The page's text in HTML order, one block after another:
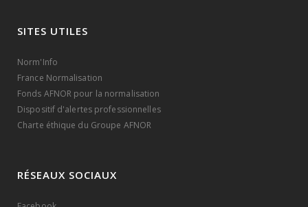
SITES UTILES
Norm'Info
France Normalisation
Fonds AFNOR pour la normalisation
Dispositif d'alertes professionnelles
Charte éthique du Groupe AFNOR
RÉSEAUX SOCIAUX